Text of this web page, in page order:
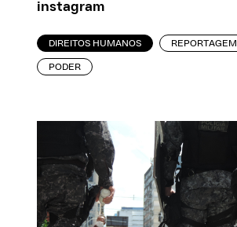
instagram
DIREITOS HUMANOS REPORTAGEM
PODER